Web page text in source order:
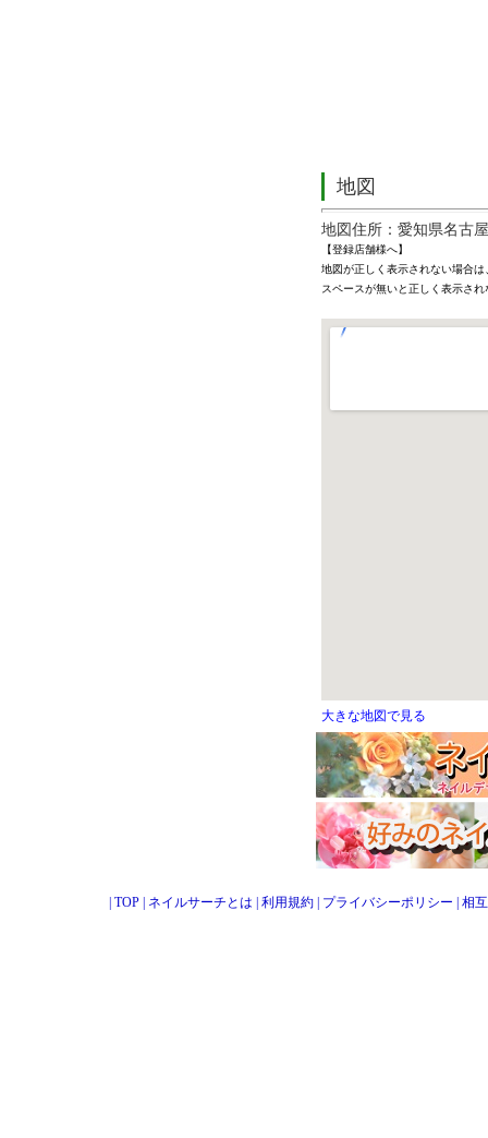
地図
地図住所：愛知県名古
【登録店舗様へ】
地図が正しく表示されない場合
スペースが無いと正しく表示さ
大きな地図で見る
TOP ネイルサーチとは 利用規約 プライバシーポリシー 相